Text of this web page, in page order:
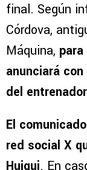
final. Según
Córdova,
Máquina,
anunciará
del entrenador
El
red social X
Huiqui. En